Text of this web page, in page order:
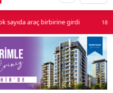
Sevk Edildi